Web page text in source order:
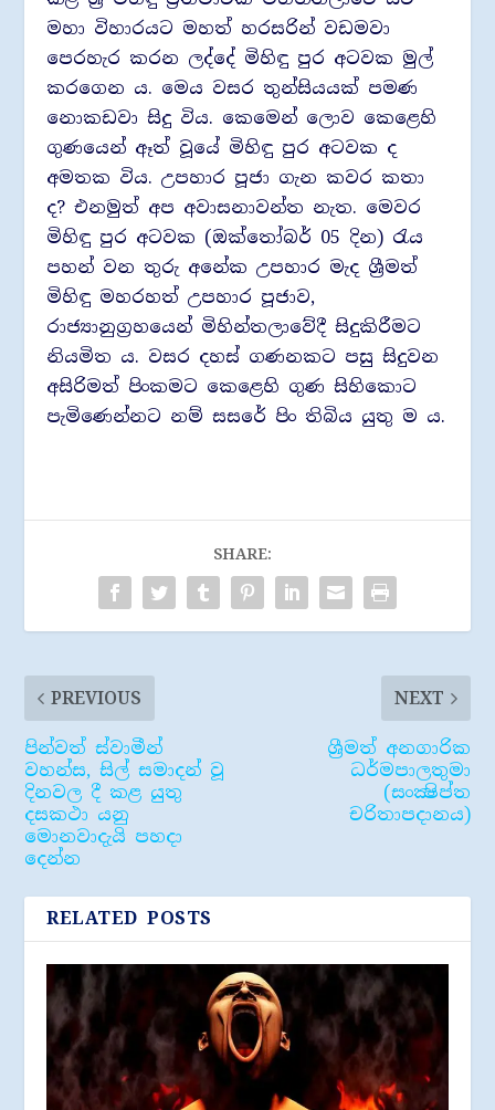
මහා විහාරයට මහත් හරසරින් වඩමවා
පෙරහැර කරන ලද්දේ මිහිඳු පුර අටවක මුල්
කරගෙන ය. මෙය වසර තුන්සියයක් පමණ
නොකඩවා සිදු විය. කෙමෙන් ලොව කෙළෙහි
ගුණයෙන් ඈත් වූයේ මිහිඳු පුර අටවක ද
අමතක විය. උපහාර පූජා ගැන කවර කතා
ද? එනමුත් අප අවාසනාවන්ත නැත. මෙවර
මිහිඳු පුර අටවක (ඔක්තෝබර් 05 දින) රැය
පහන් වන තුරු අනේක උපහාර මැද ශ්‍රීමත්
මිහිඳු මහරහත් උපහාර පූජාව,
රාජ්‍යානුග්‍රහයෙන් මිහින්තලාවේදී සිදුකිරීමට
නියමිත ය. වසර දහස් ගණනකට පසු සිදුවන
අසිරිමත් පිංකමට කෙළෙහි ගුණ සිහිකොට
පැමිණෙන්නට නම් සසරේ පිං තිබිය යුතු ම ය.
SHARE:
PREVIOUS
පින්වත් ස්වාමීන්
වහන්ස, සිල් සමාදන් වූ
දිනවල දී කළ යුතු
දසකථා යනු
මොනවාදැයි පහදා
දෙන්න
NEXT
ශ්‍රීමත් අනගාරික
ධර්මපාලතුමා
(සංක්‍ෂිප්ත
චරිතාපදානය)
RELATED POSTS